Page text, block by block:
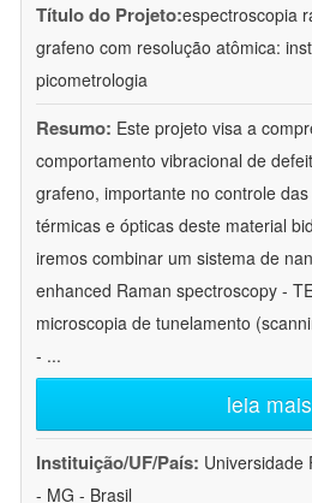
Título do Projeto:espectroscopia
grafeno com resolução atômica:
picometrologia
Resumo: Este projeto visa a
comportamento vibracional de
grafeno, importante no controle
térmicas e ópticas deste material
iremos combinar um sistema de
enhanced Raman spectroscopy -
microscopia de tunelamento
- ...
leia mais
Instituição/UF/País: Universidade
- MG - Brasil